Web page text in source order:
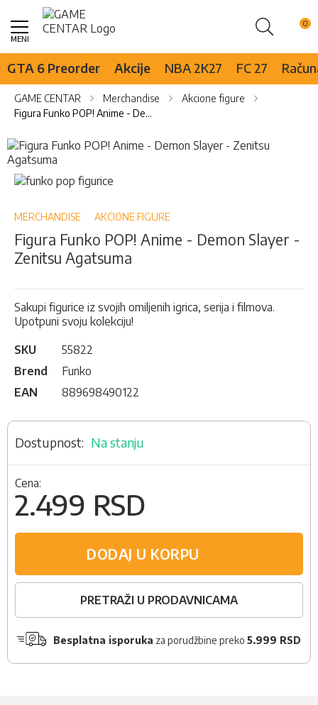
Pretraži
Skip
Content
GTA 6 Preorder Akcije NBA 2K27 FC 27
GAME CENTAR Merchandise
Akcione figure
Figura Funko POP! Anime - Demon Slayer - Zenitsu Agatsuma
Skip
to
the
end
the
gallery
Skip
to
beginning
the
images
MERCHANDISE AKCIONE FIGURE
Figura Funko POP! Anime - Demon Slayer -
Zenitsu Agatsuma
Sakupi figurice iz svojih omiljenih igrica, serija i filmova.
Upotpuni svoju kolekciju!
SKU
55822
Brend
Funko
EAN
889698490122
Na stanju
Cena:
2.499 RSD
DODAJ U KORPU
PRETRAŽI U PRODAVNICAMA
Besplatna isporuka za porudžbine preko 5.999 RSD